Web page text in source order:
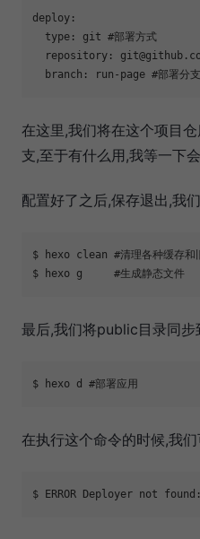
deploy:
type : git #部署方式
repository:
  branch: run-page
#部署分支
在这里,我们将在这个项目
支,至于有什么用,我等一下
配置好了之后,保存退出,我
$ hexo clean #清理各种缓存和
$ hexo g #生成静态文件
最后,我们将public目录同
$ hexo d #部署应用
在执行这个命令的时候,我